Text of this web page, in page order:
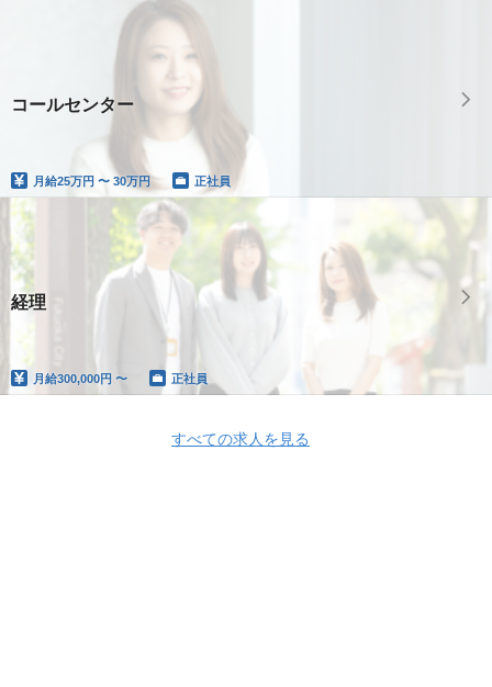
コールセンター
月給25万円 〜 30万円 正社員
経理
月給300,000円 〜 正社員
すべての求人を見る